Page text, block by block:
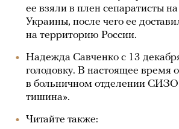
ее взяли в плен сепаратисты на
Украины, после чего ее
на территорию России.
Надежда Савченко с 13
голодовку. В настоящее время
в больничном отделении
тишина».
Читайте также: